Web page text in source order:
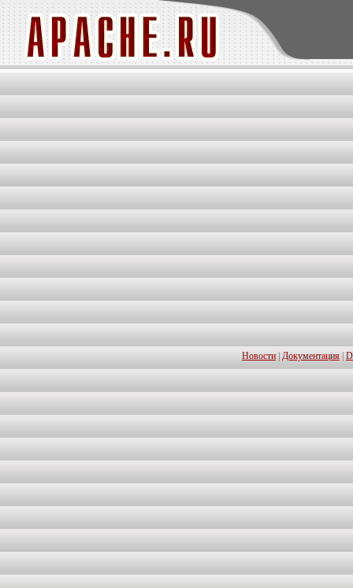
Новости Документация